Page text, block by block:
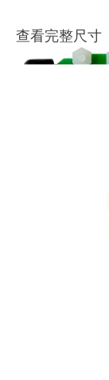
查看完整尺寸